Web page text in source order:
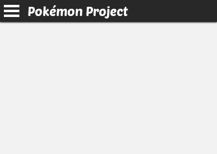
Pokémon Project